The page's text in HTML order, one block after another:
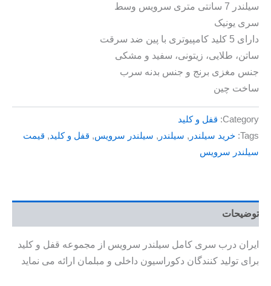
سیلندر 7 سانتی متری سرویس وسط
سری یونیک
دارای 5 کلید کامپیوتری با پین ضد سرقت
ساتن، طلایی، زیتونی، سفید و مشکی
جنس مغزی برنج و جنس بدنه سرب
ساخت چین
Category: قفل و کلید
Tags: خرید سیلندر , سیلندر , سیلندر سرویس, قفل و کلید, قیمت
سیلندر سرویس
توضیحات
ایران درب سری کامل سیلندر سرویس از مجموعه قفل و کلید
برای تولید کنندگان دکوراسیون داخلی و مبلمان ارائه می نماید